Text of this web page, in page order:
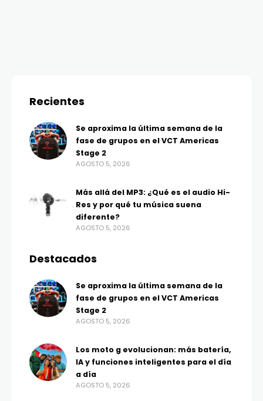
Recientes
Se aproxima la última semana de la
fase de grupos en el VCT Americas
Stage 2
AGOSTO 5, 2026
Más allá del MP3: ¿Qué es el audio Hi-
Res y por qué tu música suena
diferente?
AGOSTO 5, 2026
Destacados
Se aproxima la última semana de la
fase de grupos en el VCT Americas
Stage 2
AGOSTO 5, 2026
Los moto g evolucionan: más batería,
IA y funciones inteligentes para el día
a día
AGOSTO 5, 2026